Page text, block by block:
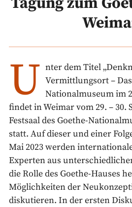
U nter dem Titel
Vermittlungsort –
Nationalmuseum im
findet in Weimar vom 29. – 30.
Festsaal des Goethe-
statt. Auf dieser und einer
Mai 2023 werden
Experten aus
die Rolle des Goethe-Hauses
Möglichkeiten der
diskutieren. In der ersten